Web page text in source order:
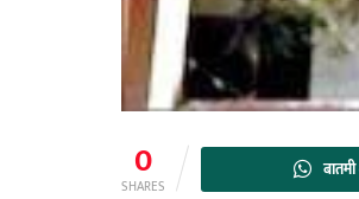
0
SHARES